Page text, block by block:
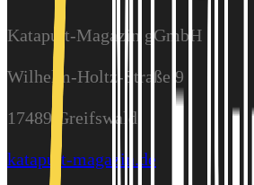
Katapult-Magazin gGmbH
Wilhelm-Holtz-Straße 9
17489 Greifswald
katapult-magazin.de